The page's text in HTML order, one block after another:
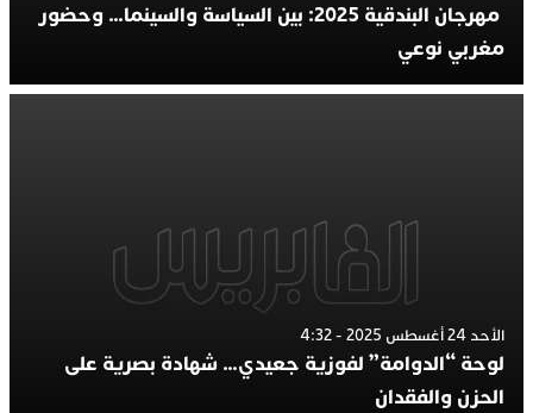
مهرجان البندقية 2025: بين السياسة والسينما… وحضور
مغربي نوعي
الأحد 24 أغسطس 2025 - 4:32
لوحة “الدوامة” لفوزية جعيدي… شهادة بصرية على
الحزن والفقدان